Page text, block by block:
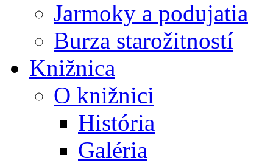
Jarmoky a podujatia
Burza starožitností
Knižnica
O knižnici
História
Galéria